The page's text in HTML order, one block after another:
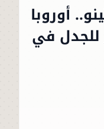
أوروبا
للجدل في